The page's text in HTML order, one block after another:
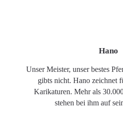
Hano
Unser Meister, unser bestes
gibts nicht. Hano zeichnet
Karikaturen. Mehr als
stehen bei ihm auf